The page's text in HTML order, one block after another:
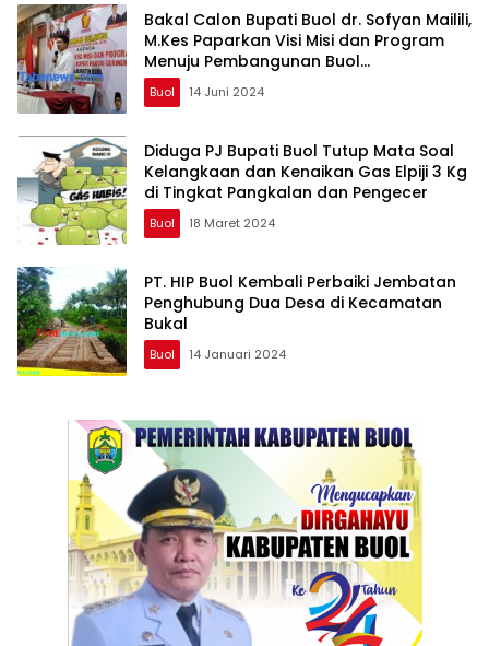
Bakal Calon Bupati Buol dr. Sofyan Mailili,
M.Kes Paparkan Visi Misi dan Program
Menuju Pembangunan Buol
Berkelanjutan
Buol 14 Juni 2024
Diduga PJ Bupati Buol Tutup Mata Soal
Kelangkaan dan Kenaikan Gas Elpiji 3 Kg
di Tingkat Pangkalan dan Pengecer
Buol 18 Maret 2024
PT. HIP Buol Kembali Perbaiki Jembatan
Penghubung Dua Desa di Kecamatan
Bukal
Buol 14 Januari 2024